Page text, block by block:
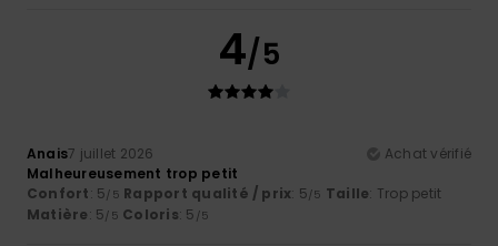
4/5
Anais7 juillet 2026
Achat vérifié
Malheureusement trop petit
Confort: 5/5 Rapport qualité / prix: 5/5 Taille: Trop petit
Matière: 5/5 Coloris: 5 /5